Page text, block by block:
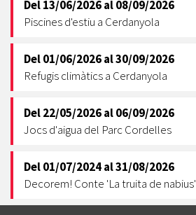
Del13/06/2026al08/09/2026
Piscines d'estiu a Cerdanyola
Del01/06/2026al30/09/2026
Refugis climàtics a Cerdanyola
Del22/05/2026al06/09/2026
Jocs d'aigua del Parc Cordelles
Del01/07/2024al31/08/2026
Decorem! Conte 'La truita de nabius'